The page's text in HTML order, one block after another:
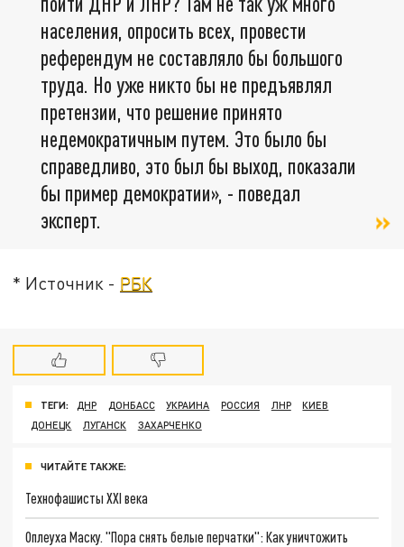
населения, опросить всех, провести
референдум не составляло бы большого
труда. Но уже никто бы не предъявлял
претензии, что решение принято
недемократичным путем. Это было бы
справедливо, это был бы выход, показали
бы пример демократии», - поведал
эксперт.
* Источник - РБК
ТЕГИ: ДНР ДОНБАСС УКРАИНА РОССИЯ ЛНР
КИЕВ
ДОНЕЦК
ЛУГАНСК ЗАХАРЧЕНКО
ЧИТАЙТЕ ТАКЖЕ:
Технофашисты XXI века
Оплеуха Маску. "Пора снять белые перчатки": Как уничтожить